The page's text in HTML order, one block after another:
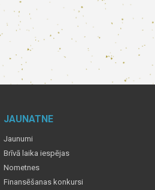
JAUNATNE
Jaunumi
Brīvā laika iespējas
Nometnes
Finansēšanas konkursi